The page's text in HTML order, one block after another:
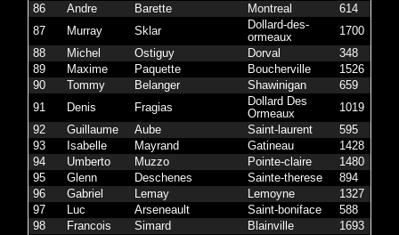
86
Andre Barette Montreal 614
87
Murray Sklar
Dollard-des-
ormeaux
1700
88
Michel Ostiguy Dorval 348
89
Maxime Paquette Boucherville 1526
90
Tommy Belanger Shawinigan 659
91
Denis Fragias
Dollard Des
Ormeaux
1019
92
Guillaume Aube Saint-laurent 595
93
Isabelle Mayrand Gatineau 1428
94
Umberto Muzzo Pointe-claire 1480
95
Glenn Deschenes Sainte-therese 894
96
Gabriel Lemay Lemoyne 1327
97
Luc Arseneault Saint-boniface 588
98
Francois Simard Blainville 1693